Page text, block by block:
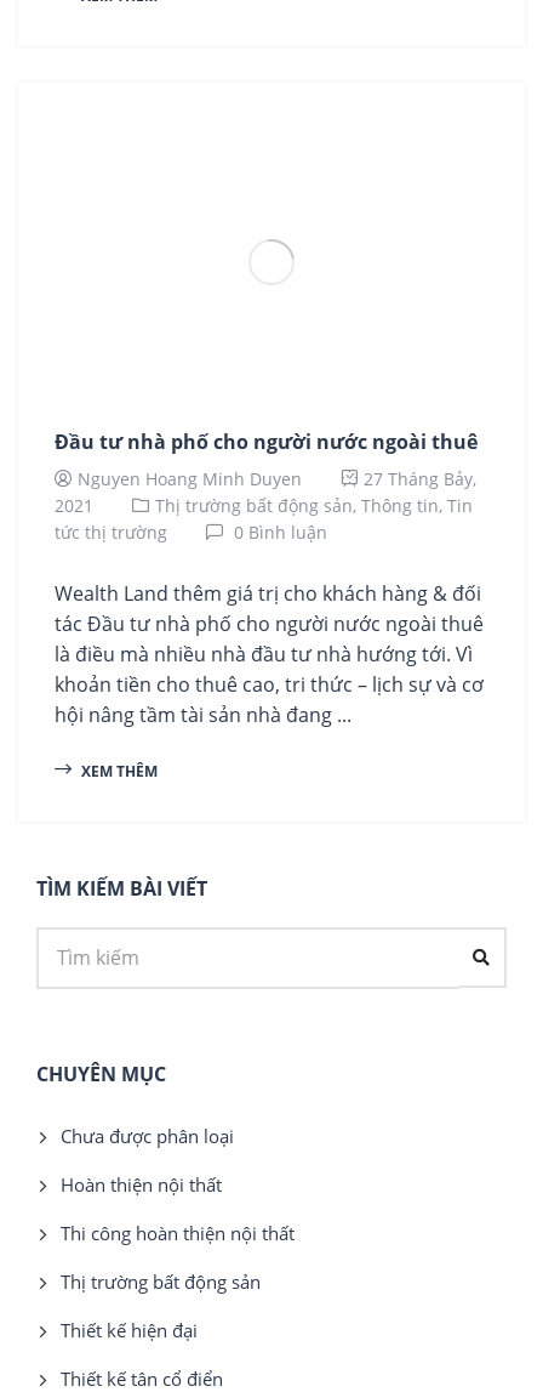
Đầu tư nhà phố cho người nước ngoài thuê
Nguyen Hoang Minh Duyen
27 Tháng Bảy,
2021
Thị trường bất động sản, Thông tin, Tin
tức thị trường
0 Bình luận
Wealth Land thêm giá trị cho khách hàng & đối
tác Đầu tư nhà phố cho người nước ngoài thuê
là điều mà nhiều nhà đầu tư nhà hướng tới. Vì
khoản tiền cho thuê cao, tri thức – lịch sự và cơ
hội nâng tầm tài sản nhà đang ...
XEM THÊM
TÌM KIẾM BÀI VIẾT
CHUYÊN MỤC
Chưa được phân loại
Hoàn thiện nội thất
Thi công hoàn thiện nội thất
Thị trường bất động sản
Thiết kế hiện đại
Thiết kế tân cổ điển